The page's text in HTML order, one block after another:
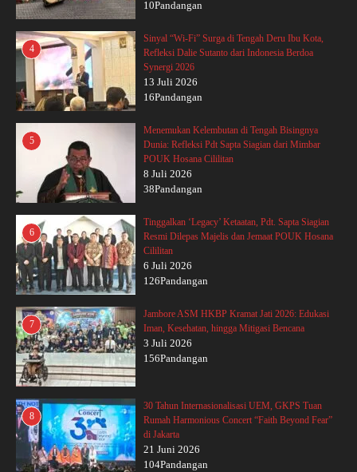
10Pandangan
4
Sinyal “Wi-Fi” Surga di Tengah Deru Ibu Kota,
Refleksi Dalie Sutanto dari Indonesia Berdoa
Synergi 2026
13 Juli 2026
16Pandangan
5
Menemukan Kelembutan di Tengah Bisingnya
Dunia: Refleksi Pdt Sapta Siagian dari Mimbar
POUK Hosana Cililitan
8 Juli 2026
38Pandangan
6
Tinggalkan ‘Legacy’ Ketaatan, Pdt. Sapta Siagian
Resmi Dilepas Majelis dan Jemaat POUK Hosana
Cililitan
6 Juli 2026
126Pandangan
7
Jambore ASM HKBP Kramat Jati 2026: Edukasi
Iman, Kesehatan, hingga Mitigasi Bencana
3 Juli 2026
156Pandangan
8
30 Tahun Internasionalisasi UEM, GKPS Tuan
Rumah Harmonious Concert “Faith Beyond Fear”
di Jakarta
21 Juni 2026
104Pandangan